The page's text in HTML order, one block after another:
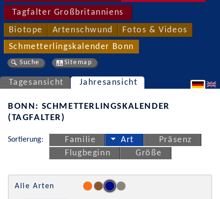
Tagfalter Großbritanniens
Biotope Artenschwund Fotos & Videos
Schmetterlingskalender Bonn
Suche Sitemap
Tagesansicht Jahresansicht
BONN: SCHMETTERLINGSKALENDER
(TAGFALTER)
Sortierung: Familie Art
Präsenz
Flugbeginn
Größe
Alle Arten